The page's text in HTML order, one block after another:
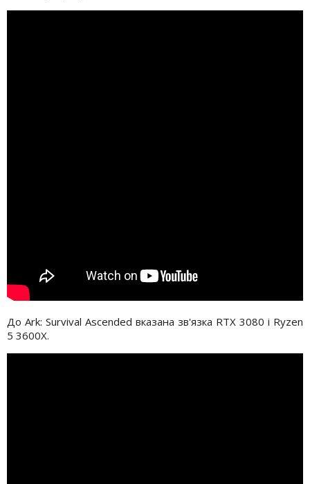
До Ark: Survival Ascended вказана зв'язка RTX 3080 і Ryzen
5 3600X.